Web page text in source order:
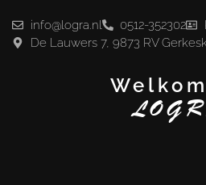
info@logra.nl 0512-352302
De Lauwers 7, 9873 RV